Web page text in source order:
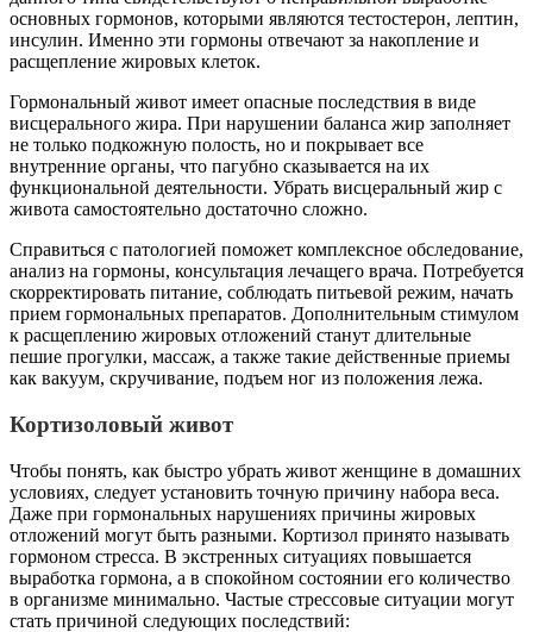
основных гормонов, которыми являются тестостерон, лептин,
инсулин. Именно эти гормоны отвечают за накопление и
расщепление жировых клеток.
Гормональный живот имеет опасные последствия в виде
висцерального жира. При нарушении баланса жир заполняет
не только подкожную полость, но и покрывает все
внутренние органы, что пагубно сказывается на их
функциональной деятельности. Убрать висцеральный жир с
живота самостоятельно достаточно сложно.
Справиться с патологией поможет комплексное обследование,
анализ на гормоны, консультация лечащего врача. Потребуется
скорректировать питание, соблюдать питьевой режим, начать
прием гормональных препаратов. Дополнительным стимулом
к расщеплению жировых отложений станут длительные
пешие прогулки, массаж, а также такие действенные приемы
как вакуум, скручивание, подъем ног из положения лежа.
Кортизоловый живот
Чтобы понять, как быстро убрать живот женщине в домашних
условиях, следует установить точную причину набора веса.
Даже при гормональных нарушениях причины жировых
отложений могут быть разными. Кортизол принято называть
гормоном стресса. В экстренных ситуациях повышается
выработка гормона, а в спокойном состоянии его количество
в организме минимально. Частые стрессовые ситуации могут
стать причиной следующих последствий: